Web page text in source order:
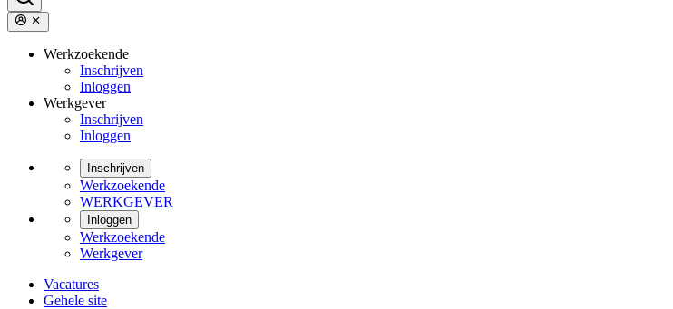
Werkzoekende
Inschrijven
Inloggen
Werkgever
Inschrijven
Inloggen
Inschrijven
Werkzoekende
WERKGEVER
Inloggen
Werkzoekende
Werkgever
Vacatures
Gehele site